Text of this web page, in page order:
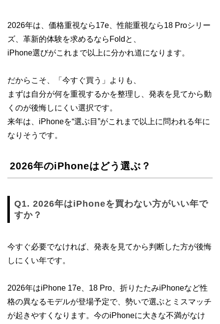
2026年は、価格重視なら17e、性能重視なら18 Proシリー
ズ、革新的体験を求めるならFoldと、
iPhone選びがこれまで以上に分かれ道になります。
だからこそ、「今すぐ買う」よりも、
まずは自分が何を重視するかを整理し、発表を見てから動
くのが後悔しにくい選択です。
来年は、iPhoneを“選ぶ目”がこれまで以上に問われる年に
なりそうです。
2026年のiPhoneはどう選ぶ？
Q1. 2026年はiPhoneを買わない方がいい年で
すか？
今すぐ必要でなければ、発表を見てから判断した方が後悔
しにくい年です。
2026年はiPhone 17e、18 Pro、折りたたみiPhoneなど性
格の異なるモデルが登場予定で、勢いで選ぶとミスマッチ
が起きやすくなります。今のiPhoneに大きな不満がなけ